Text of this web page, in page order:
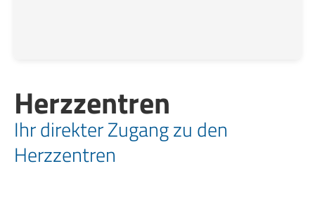
Herzzentren
Ihr direkter Zugang zu den
Herzzentren